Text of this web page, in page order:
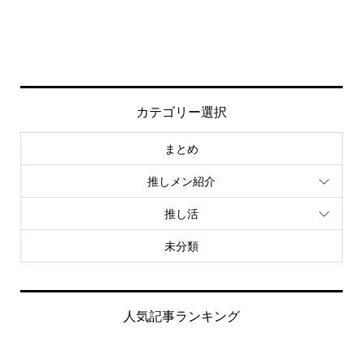
カテゴリー選択
まとめ
推しメン紹介
推し活
未分類
人気記事ランキング